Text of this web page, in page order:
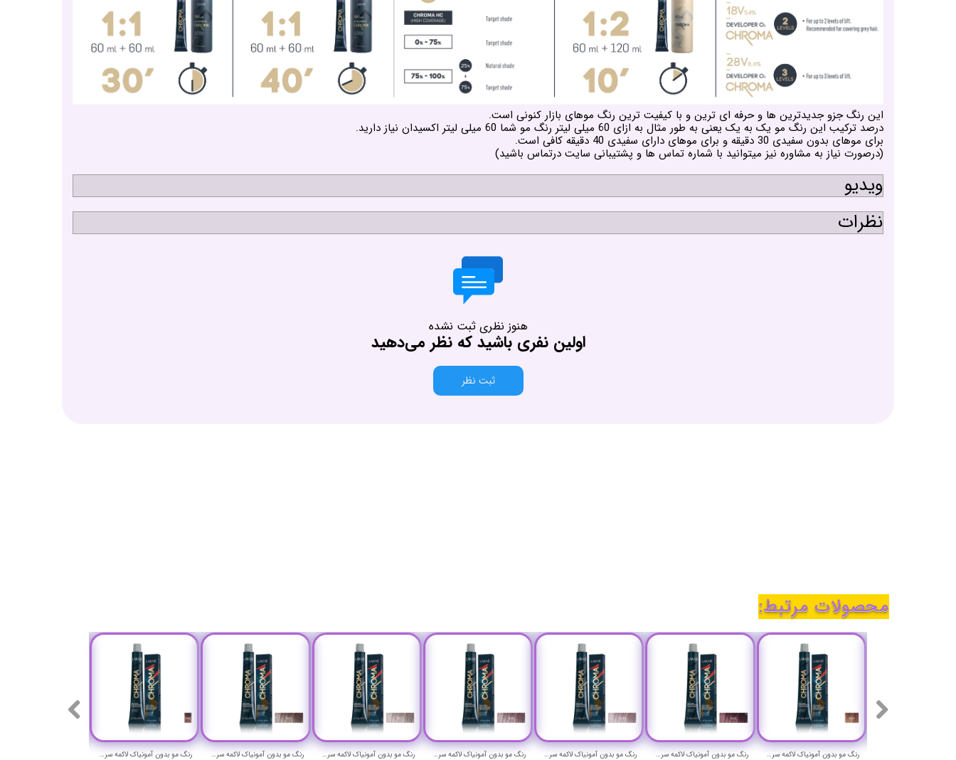
این رنگ جزو جدیدترین ها و حرفه ای ترین و با کیفیت ترین رنگ موهای بازار کنونی است.
درصد ترکیب این رنگ مو یک به یک یعنی به طور مثال به ازای 60 میلی لیتر رنگ مو شما 60 میلی لیتر اکسیدان نیاز دارید.
برای موهای بدون سفیدی 30 دقیقه و برای موهای دارای سفیدی 40 دقیقه کافی است.
(درصورت نیاز به مشاوره نیز میتوانید با شماره تماس ها و پشتیبانی سایت درتماس باشید)
ویدیو
نظرات
هنوز نظری ثبت نشده
اولین نفری باشید که نظر می‌دهید
ثبت نظر
رنگ مو بدون آمونیاک لاکمه سری کروما شماره 7/66 ( بلوند شکلاتی فندقی متوسط ) - Lakme Chroma Hair Color رنگ مو بدون آمونیاک لاکمه سری کروما شماره 8/17 ( بلوند دودی آبی روشن ) - Lakme Chroma Hair Color رنگ مو بدون آمونیاک لاکمه سری کروما شماره 10/17 ( بلوند دودی آبی پلاتینیوم ) - Lakme Chroma Hair Color رنگ مو بدون آمونیاک لاکمه سری کروما شماره 9/20 ( بلوند یاسی خیلی روشن ) - Lakme Chroma Hair Color رنگ مو بدون آمونیاک لاکمه سری کروما شماره 10/20 ( بلوند یاسی پلاتینیوم ) - Lakme Chroma Hair Color رنگ مو بدون آمونیاک لاکمه سری کروما شماره 4/22 ( یاسی متوسط غلیظ ) - Lakme Chroma Hair Color رنگ مو بدون آمونیاک لاکمه سری کروما شماره 8/34 ( بلوند طلایی مسی روشن ) - Lakme Chroma Hair Color
محصولات مرتبط: